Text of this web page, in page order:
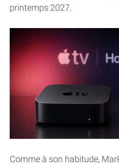
printemps 2027.
Comme à son habitude,